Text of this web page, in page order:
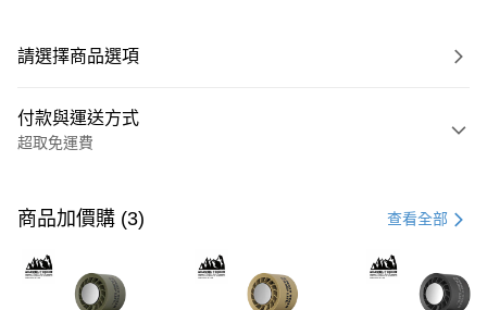
請選擇商品選項
付款與運送方式
超取免運費
信用卡一次付款
LINE Pay
Apple Pay
商品加價購 (3) 查看全部